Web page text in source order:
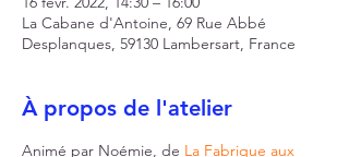
La Cabane d'Antoine, 69 Rue Abbé
Desplanques, 59130 Lambersart, France
À propos de l'atelier
Animé par Noémie, de La Fabrique aux